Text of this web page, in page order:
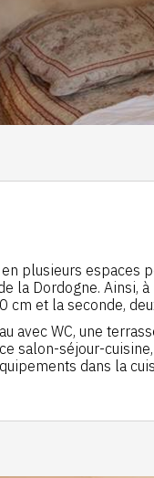
plusieurs espaces
la Dordogne. Ainsi, à
cm et la seconde,
avec WC, une
salon-séjour-
dans la